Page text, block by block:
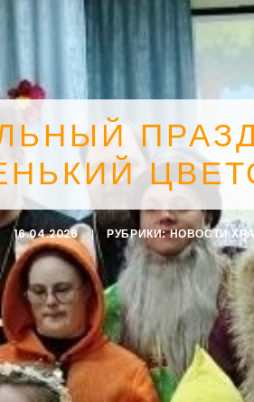
16.04.2026 | РУБРИКИ:НОВОСТИ